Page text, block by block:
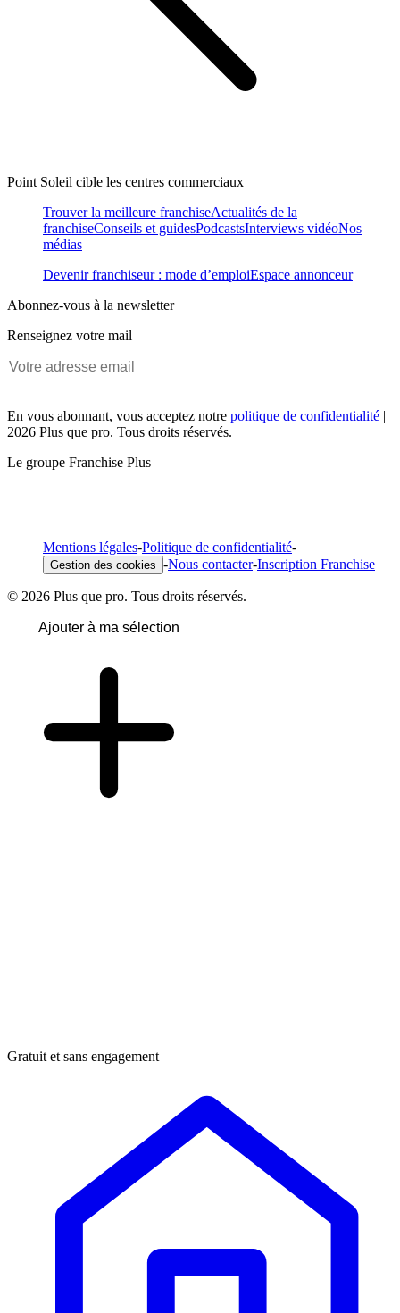
Point Soleil cible les centres commerciaux
Trouver la meilleure franchiseActualités de la
franchiseConseils et guidesPodcastsInterviews vidéoNos
médias
Devenir franchiseur : mode d’emploiEspace annonceur
Abonnez-vous à la newsletter
Renseignez votre mail
En vous abonnant, vous acceptez notre politique de confidentialité |
2026 Plus que pro. Tous droits réservés.
Le groupe Franchise Plus
Mentions légales-Politique de confidentialité-
Gestion des cookies -Nous contacter-Inscription Franchise
© 2026 Plus que pro. Tous droits réservés.
Ajouter à ma sélection
Gratuit et sans engagement